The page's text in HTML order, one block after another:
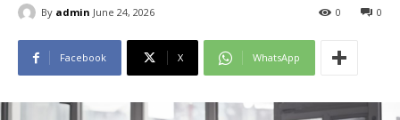
By admin June 24, 2026 0
0
Facebook X WhatsApp